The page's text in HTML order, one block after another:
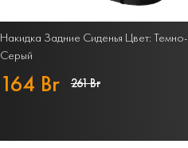
Накидка Задние Сиденья Цвет: Темно-
Серый
164 Br 261 Br